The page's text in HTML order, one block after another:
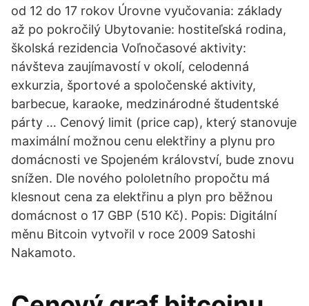
od 12 do 17 rokov Úrovne vyučovania: základy
až po pokročilý Ubytovanie: hostiteľská rodina,
školská rezidencia Voľnočasové aktivity:
návšteva zaujímavostí v okolí, celodenná
exkurzia, športové a spoločenské aktivity,
barbecue, karaoke, medzinárodné študentské
párty … Cenový limit (price cap), který stanovuje
maximální možnou cenu elektřiny a plynu pro
domácnosti ve Spojeném království, bude znovu
snížen. Dle nového pololetního propočtu má
klesnout cena za elektřinu a plyn pro běžnou
domácnost o 17 GBP (510 Kč). Popis: Digitální
měnu Bitcoin vytvořil v roce 2009 Satoshi
Nakamoto.